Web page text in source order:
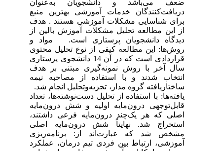
ضعف می‌باشد و دانشجویان به‌عنوان
دریافت‌کنندگان خدمات آموزشی بهترین منبع
برای شناسایی مشکلات آموزشی هستند . هدف
از این مطالعه تحلیل مشکلات آموزش بالین از
دیدگاه دانشجویان پرستاری است. مواد و
روش‌ها: این مطالعه کیفی از نوع تحلیل محتوی
قراردادی است که در آن 14 دانشجوی پرستاری
سال آخر با روش نمونه‌گیری مبتنی بر هدف
انتخاب شدند و با استفاده از مصاحبه نیمه
ساختاریافته گروه مدار، تجزیه‌وتحلیل انجام شد.
یافته‌ها: با استفاده از تحلیل دست‌نوشته‌ها، تعداد
قابل‌توجهی درون‌مایه اولیه و شش درون‌مایه
اصلی که هر یک‌چند درون‌مایه فرعی داشتند،
استخراج شد. نهایتاً شش درون‌مایه اصلی
مشخص شد که عبارت‌اند از: برنامه‌ریزی
آموزشی، ارتباط بین فردی تیم درمان، عملکرد